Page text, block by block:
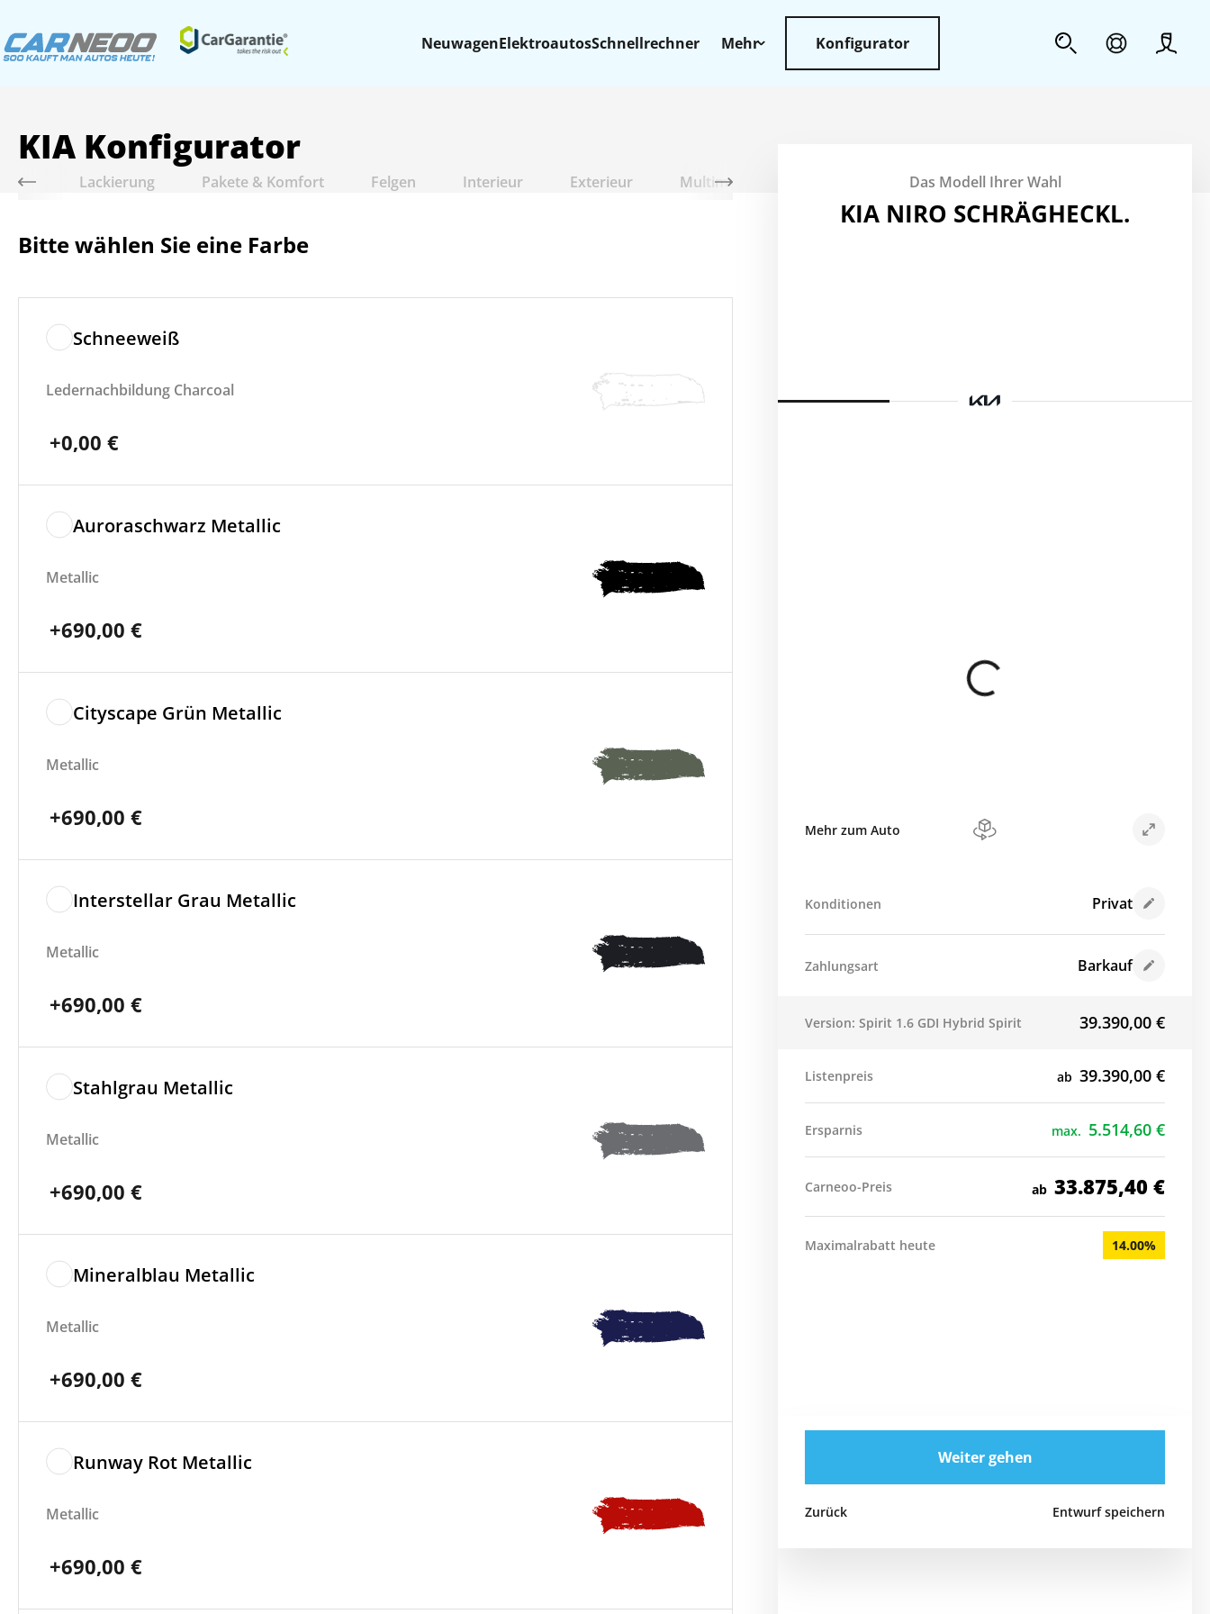
NeuwagenElektroautosSchnellrechner Mehr
Konfigurator
KIA Konfigurator
Lackierung Pakete & Komfort Felgen Interieur Exterieur Multimedia Weiteres
Bitte wählen Sie eine Farbe
Schneeweiß
Ledernachbildung Charcoal
+0,00 €
Auroraschwarz Metallic
Metallic
+690,00 €
Cityscape Grün Metallic
Metallic
+690,00 €
Interstellar Grau Metallic
Metallic
+690,00 €
Stahlgrau Metallic
Metallic
+690,00 €
Mineralblau Metallic
Metallic
+690,00 €
Runway Rot Metallic
Metallic
+690,00 €
Das Modell Ihrer Wahl
KIA NIRO SCHRÄGHECKL.
Mehr zum Auto
Konditionen Privat
Zahlungsart Barkauf
Version: Spirit 1.6 GDI Hybrid Spirit 39.390,00 €
Listenpreis ab 39.390,00 €
Ersparnis max. 5.514,60 €
Carneoo-Preis ab 33.875,40 €
Maximalrabatt heute 14.00%
Weiter gehen
Zurück Entwurf speichern